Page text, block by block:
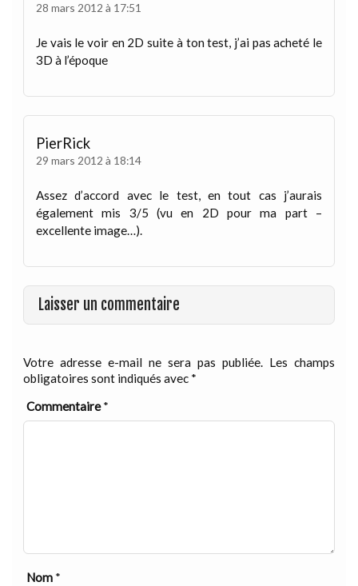
28 mars 2012 à 17:51
Je vais le voir en 2D suite à ton test, j’ai pas acheté le
3D à l’époque
PierRick
29 mars 2012 à 18:14
Assez d’accord avec le test, en tout cas j’aurais
également mis 3/5 (vu en 2D pour ma part –
excellente image…).
Laisser un commentaire
Votre adresse e-mail ne sera pas publiée. Les champs
obligatoires sont indiqués avec *
Commentaire*
Nom *